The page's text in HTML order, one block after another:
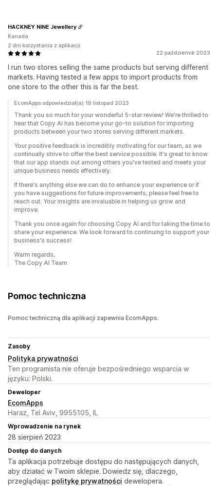
22 październik 2023
I run two stores selling the same products but serving different
markets. Having tested a few apps to import products from
one store to the other this is far the best.
HACKNEY NINE Jewellery
Kanada
2 dni korzystania z aplikacji
EcomApps odpowiedział(a) 19 listopad 2023
Thank you so much for your wonderful 5-star review! We're thrilled to
hear that Copy AI has become your go-to solution for importing
products between your two stores serving different markets.
Your positive feedback is incredibly motivating for our team, as we
continually strive to offer the best service possible. It's great to know
that our app stands out among others you've tested and meets your
unique business needs effectively.
If there's anything else we can do to enhance your experience or if
you have suggestions for future improvements, please feel free to
reach out. Your insights are invaluable in helping us grow and
improve.
Thank you once again for choosing Copy AI and for taking the time to
share your experience. We look forward to continuing to support your
business's success!
Warm regards,
The Copy AI Team
Pomoc techniczna
Pomoc techniczną dla aplikacji zapewnia EcomApps.
Zasoby
Polityka prywatności
Ten programista nie oferuje bezpośredniego wsparcia w
języku: Polski.
Deweloper
EcomApps
Haraz, Tel Aviv, 9955105, IL
Wprowadzenie na rynek
28 sierpień 2023
Dostęp do danych
Ta aplikacja potrzebuje dostępu do następujących danych,
aby działać w Twoim sklepie. Dowiedz się, dlaczego,
przeglądając politykę prywatności dewelopera.